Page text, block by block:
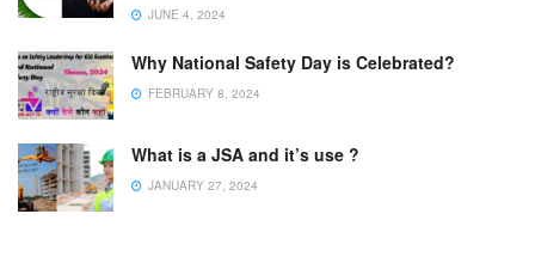
JUNE 4, 2024
Why National Safety Day is Celebrated?
FEBRUARY 8, 2024
What is a JSA and it’s use ?
JANUARY 27, 2024